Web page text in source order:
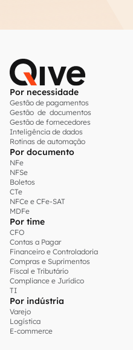
Por necessidade
Gestão de pagamentos
Gestão de documentos
Gestão de fornecedores
Inteligência de dados
Rotinas de automação
Por documento
NFe
NFSe
Boletos
CTe
NFCe e CFe-SAT
MDFe
Por time
CFO
Contas a Pagar
Financeiro e Controladoria
Compras e Suprimentos
Fiscal e Tributário
Compliance e Jurídico
TI
Por indústria
Varejo
Logística
E-commerce